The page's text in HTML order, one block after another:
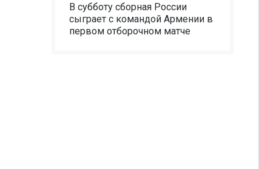
В субботу сборная России
сыграет с командой Армении в
первом отборочном матче